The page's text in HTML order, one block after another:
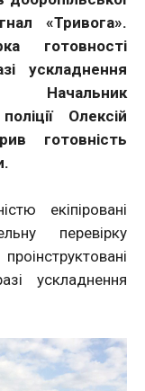
«Тривога».
готовності
ускладнення
Начальник
Олексій
готовність
екіпіровані
перевірку
ускладнення